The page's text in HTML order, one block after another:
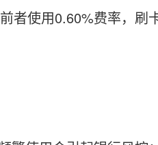
者使用0.60%费率，